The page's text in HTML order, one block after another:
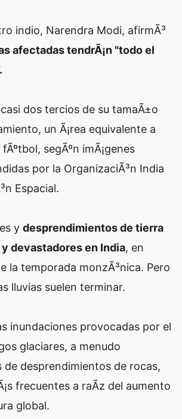
indio, Narendra Modi, afirmÃ³
afectadas tendrÃ¡n "todo el
dos tercios de su tamaÃ±o
un Ã¡rea equivalente a
segÃºn imÃ¡genes
por la OrganizaciÃ³n India
Espacial.
y desprendimientos de tierra
devastadores en India, en
la temporada monzÃ³nica. Pero
lluvias suelen terminar.
inundaciones provocadas por el
glaciares, a menudo
de desprendimientos de rocas,
frecuentes a raÃ­z del aumento
global.